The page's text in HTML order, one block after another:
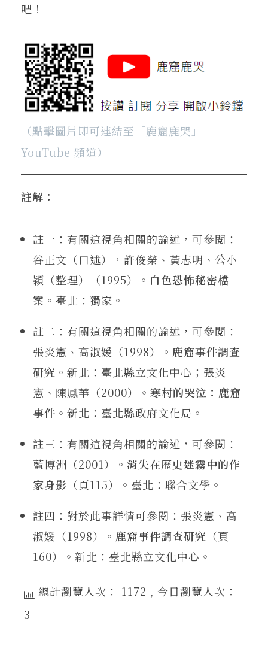
吧！
（點擊圖片即可連結至「鹿窟鹿哭」
YouTube 頻道）
註解：
註一：有關這視角相關的論述，可參閱：
谷正文（口述），許俊榮、黃志明、公小
穎（整理）（1995）。 白色恐怖秘密檔
案 。臺北：獨家。
註二：有關這視角相關的論述，可參閱：
張炎憲、高淑媛（1998）。 鹿窟事件調查
研究 。新北：臺北縣立文化中心；張炎
憲、陳鳳華（2000）。 寒村的哭泣：鹿窟
事件 。新北：臺北縣政府文化局。
註三：有關這視角相關的論述，可參閱：
藍博洲（2001）。 消失在歷史迷霧中的作
家身影 （頁115）。臺北：聯合文學。
註四：對於此事詳情可參閱：張炎憲、高
淑媛（1998）。 鹿窟事件調查研究 （頁
160）。新北：臺北縣立文化中心。
總計瀏覽人次： 1172 , 今日瀏覽人次：
3